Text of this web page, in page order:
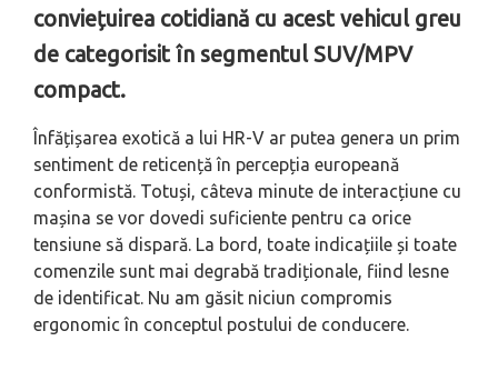
conviețuirea cotidiană cu acest vehicul greu
de categorisit în segmentul SUV/MPV
compact.
Înfățișarea exotică a lui HR-V ar putea genera un prim
sentiment de reticență în percepția europeană
conformistă. Totuși, câteva minute de interacțiune cu
mașina se vor dovedi suficiente pentru ca orice
tensiune să dispară. La bord, toate indicațiile și toate
comenzile sunt mai degrabă tradiționale, fiind lesne
de identificat. Nu am găsit niciun compromis
ergonomic în conceptul postului de conducere.